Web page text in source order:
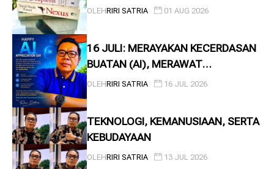
BUATAN
OLEHRIRI SATRIA 01 AUG 2026
16 JULI: MERAYAKAN KECERDASAN
BUATAN (AI), MERAWAT
KEMANUSIAAN
OLEHRIRI SATRIA 16 JUL 2026
TEKNOLOGI, KEMANUSIAAN, SERTA
KEBUDAYAAN
OLEHRIRI SATRIA 13 JUL 2026